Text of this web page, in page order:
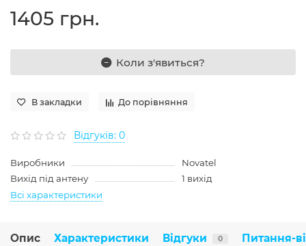
1405 грн.
Коли з'явиться?
В закладки До порівняння
Відгуків: 0
Виробники
Novatel
Вихід під антену
1 вихід
Всі характеристики
Опис Характеристики Відгуки 0 Питання-